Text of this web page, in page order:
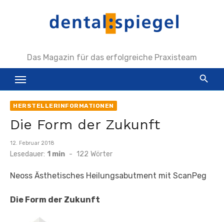
Das Magazin für das erfolgreiche Praxisteam
HERSTELLERINFORMATIONEN
Die Form der Zukunft
Veröffentlicht
am
12. Februar 2018
Lesedauer: 1 min - 122 Wörter
Neoss Ästhetisches Heilungsabutment mit ScanPeg
Die Form der Zukunft